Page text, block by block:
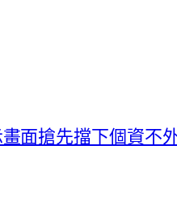
面搶先擋下個資不